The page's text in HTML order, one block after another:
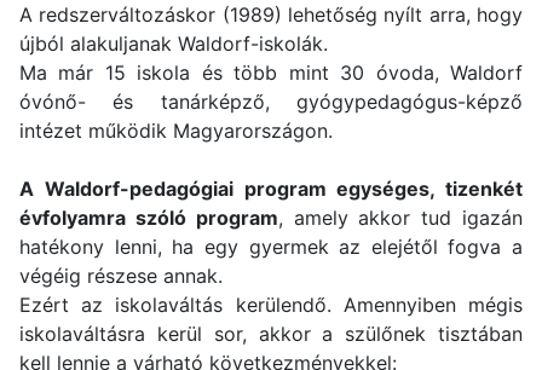
A redszerváltozáskor (1989) lehetőség nyílt arra, hogy
újból alakuljanak Waldorf-iskolák.
Ma már 15 iskola és több mint 30 óvoda, Waldorf
óvónő- és tanárképző, gyógypedagógus-képző
intézet működik Magyarországon.
A Waldorf-pedagógiai program egységes, tizenkét
évfolyamra szóló program, amely akkor tud igazán
hatékony lenni, ha egy gyermek az elejétől fogva a
végéig részese annak.
Ezért az iskolaváltás kerülendő. Amennyiben mégis
iskolaváltásra kerül sor, akkor a szülőnek tisztában
kell lennie a várható következményekkel: